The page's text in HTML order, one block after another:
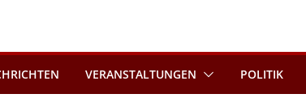
VERANSTALTUNGEN POLITIK